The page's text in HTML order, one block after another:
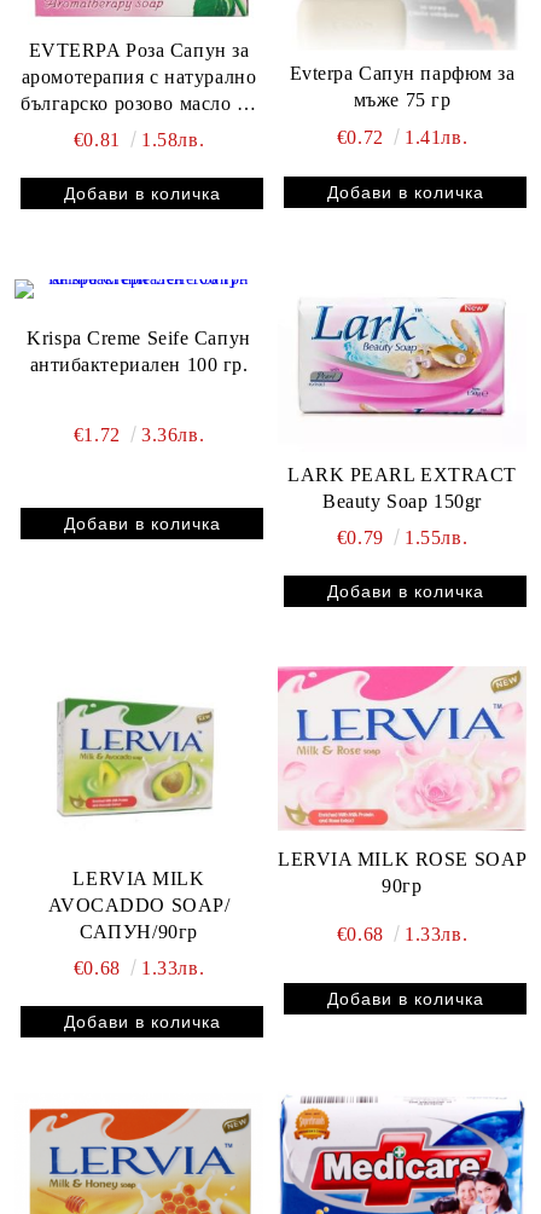
EVTERPA Роза Сапун за
аромотерапия с натурално
българско розово масло 75
g
€0.81 1.58лв.
Evterpa Сапун парфюм за
мъже 75 гр
€0.72
1.41лв.
Krispa Creme Seife Сапун
антибактериален 100 гр.
€1.72
3.36лв.
LARK PEARL EXTRACT
Beauty Soap 150gr
€0.79
1.55лв.
LERVIA MILK
AVOCADDO SOAP/
САПУН/90гр
€0.68
1.33лв.
LERVIA MILK ROSE SOAP
90гр
€0.68 1.33лв.